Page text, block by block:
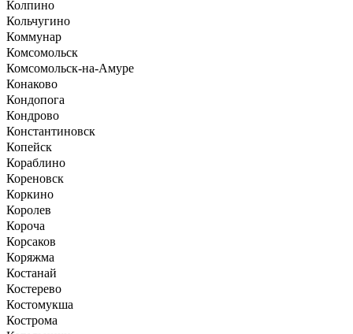
Колпино
Кольчугино
Коммунар
Комсомольск
Комсомольск-на-Амуре
Конаково
Кондопога
Кондрово
Константиновск
Копейск
Кораблино
Кореновск
Коркино
Королев
Короча
Корсаков
Коряжма
Костанай
Костерево
Костомукша
Кострома